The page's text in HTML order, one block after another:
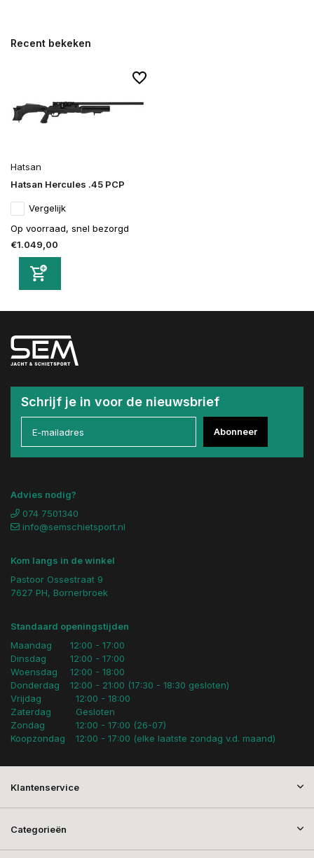
Recent bekeken
Hatsan
Hatsan Hercules .45 PCP
Vergelijk
Op voorraad, snel bezorgd
€1.049,00
Schrijf je in voor de nieuwsbrief
Abonneer
Advies nodig?
074 7501340
info@semschietsport.nl
Kom langs in de winkel
Pastoor Ossestraat 9
7627 PH, Bornerbroek
Standaard openingstijden
Maandag
Dinsdag
Woensdag
Donderdag
12:00 - 17:00
12:00 - 17:00
12:00 - 18:00
12:00 - 21:00 (17:30 - 18:30 gesloten)
Vrijdag
Zaterdag
Zondag
Koopzondag
12:00 - 18:00
Gesloten
12:00 - 17:00 (26-07)
12:00 - 17:00 (elke laatste zondag v.d. maand)
Klantenservice
Categorieën